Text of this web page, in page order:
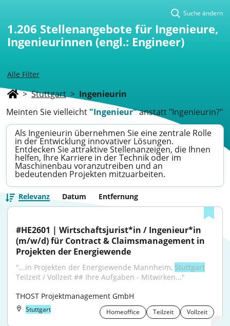
Alle Filter
Suche ändern
1.206 Stellenangebote für Ingenieure,
Ingenieurinnen (engl.: Engineer)
> Stuttgart > Ingenieurin
Meinten Sie vielleicht "Ingenieur"anstatt "Ingenieurin?"
Als Ingenieurin übernehmen Sie eine zentrale Rolle
in der Entwicklung innovativer Lösungen.
Entdecken Sie attraktive Stellenanzeigen, die Ihnen
helfen, Ihre Karriere in der Technik oder im
Maschinenbau voranzutreiben und an
bedeutenden Projekten mitzuarbeiten.
Relevanz Datum Entfernung
#HE2601 | Wirtschaftsjurist*in / Ingenieur*in
(m/w/d) für Contract & Claimsmanagement in
Projekten der Energiewende
"...in Projekten der Energiewende Mannheim, Stuttgart
Teilzeit / Vollzeit ## Ihre Aufgaben - Mitwirken..."
THOST Projektmanagement GmbH
Stuttgart Homeoffice Teilzeit Vollzeit